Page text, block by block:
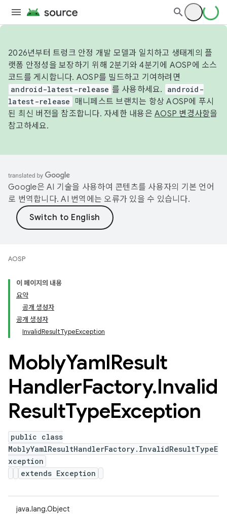
2026년부터 트렁크 안정 개발 모델과 일치하고 생태계의 플
랫폼 안정성을 보장하기 위해 2분기와 4분기에 AOSP에 소스
코드를 게시합니다. AOSP를 빌드하고 기여하려면
android-latest-release 를 사용하세요.
android-
latest-release
매니페스트 브랜치는 항상 AOSP에 푸시
된 최신 버전을 참조합니다. 자세한 내용은 AOSP 변경사항을
참고하세요.
Google은 AI 기술을 사용하여 콘텐츠를 사용자의 기본 언어
로 번역합니다. AI 번역에는 오류가 있을 수 있습니다.
AOSP
이 페이지의 내용
요약
공개 생성자
공개 생성자
InvalidResultTypeException
MoblyYamlResult
HandlerFactory.Invalid
ResultTypeException
public class
MoblyYamlResultHandlerFactory.InvalidResultTypeE
xception
extends Exception
java.lang.Object